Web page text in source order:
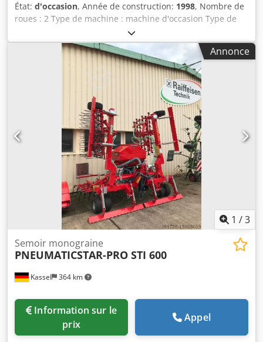
État: d'occasion, Année de construction: 1998, Nombre de
roues : 2 Type de machine : machine d'occasion Type de
châssis : porté Équipement d'engrais / vis d'engrais /
Dodpfx Aer Ncfqen Esck
Annonce
1 /3
Kassel 364 km
Semoir monograine
PNEUMATICSTAR-PRO STI 600
prix
Appel